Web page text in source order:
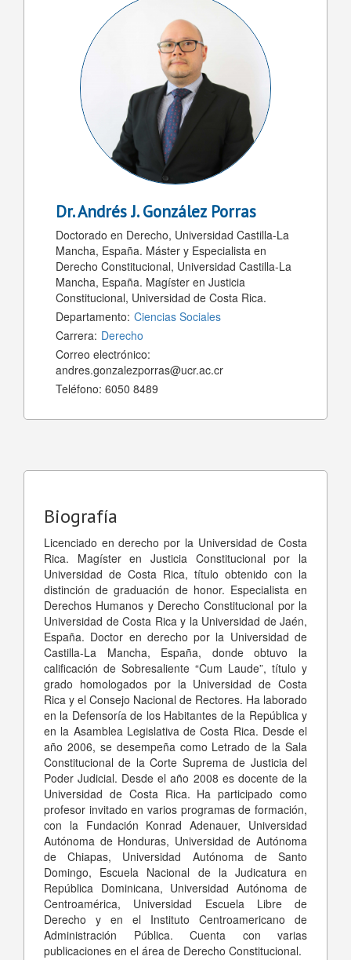
Dr.Andrés J. González Porras
Doctorado en Derecho, Universidad Castilla-La
Mancha, España. Máster y Especialista en
Derecho Constitucional, Universidad Castilla-La
Mancha, España. Magíster en Justicia
Constitucional, Universidad de Costa Rica.
Departamento: Ciencias Sociales
Carrera: Derecho
Correo electrónico:
andres.gonzalezporras@ucr.ac.cr
Teléfono: 6050 8489
Biografía
Licenciado en derecho por la Universidad de Costa
Rica. Magíster en Justicia Constitucional por la
Universidad de Costa Rica, título obtenido con la
distinción de graduación de honor. Especialista en
Derechos Humanos y Derecho Constitucional por la
Universidad de Costa Rica y la Universidad de Jaén,
España. Doctor en derecho por la Universidad de
Castilla-La Mancha, España, donde obtuvo la
calificación de Sobresaliente “Cum Laude”, título y
grado homologados por la Universidad de Costa
Rica y el Consejo Nacional de Rectores. Ha laborado
en la Defensoría de los Habitantes de la República y
en la Asamblea Legislativa de Costa Rica. Desde el
año 2006, se desempeña como Letrado de la Sala
Constitucional de la Corte Suprema de Justicia del
Poder Judicial. Desde el año 2008 es docente de la
Universidad de Costa Rica. Ha participado como
profesor invitado en varios programas de formación,
con la Fundación Konrad Adenauer, Universidad
Autónoma de Honduras, Universidad de Autónoma
de Chiapas, Universidad Autónoma de Santo
Domingo, Escuela Nacional de la Judicatura en
República Dominicana, Universidad Autónoma de
Centroamérica, Universidad Escuela Libre de
Derecho y en el Instituto Centroamericano de
Administración Pública. Cuenta con varias
publicaciones en el área de Derecho Constitucional.